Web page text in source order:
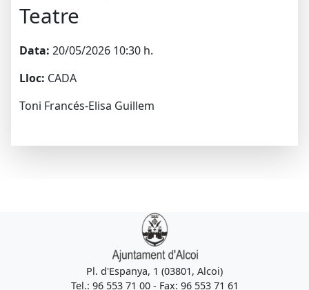
Teatre
Data: 20/05/2026 10:30 h.
Lloc: CADA
Toni Francés-Elisa Guillem
Pl. d'Espanya, 1 (03801, Alcoi)
Tel.: 96 553 71 00 - Fax: 96 553 71 61